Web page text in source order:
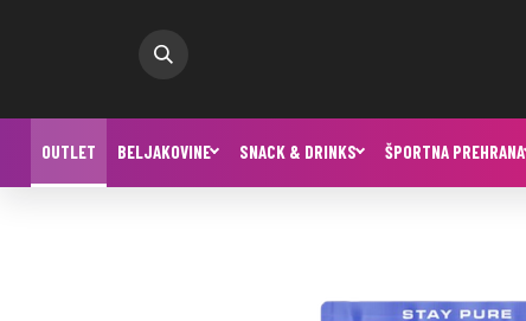
OUTLET BELJAKOVINE SNACK & DRINKS ŠPORTNA PREHRANA